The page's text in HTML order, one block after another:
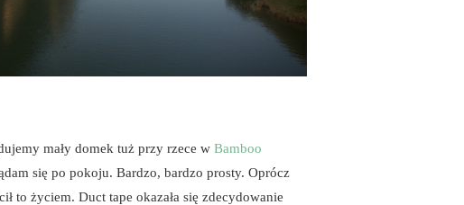
mały domek tuż przy rzece w Bamboo
się po pokoju. Bardzo, bardzo prosty. Oprócz
to życiem. Duct tape okazała się zdecydowanie